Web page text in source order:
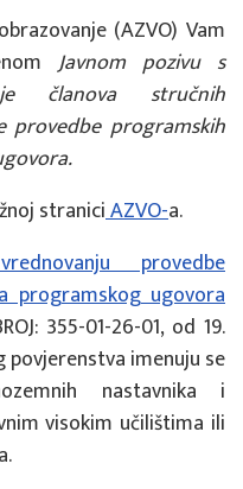
(AZVO) Vam
Javnom pozivu s
članova stručnih
provedbe programskih
straniciAZVO-a.
provedbe
programskog ugovora
355-01-26-01, od 19.
povjerenstva imenuju se
nastavnika i
visokim učilištima ili